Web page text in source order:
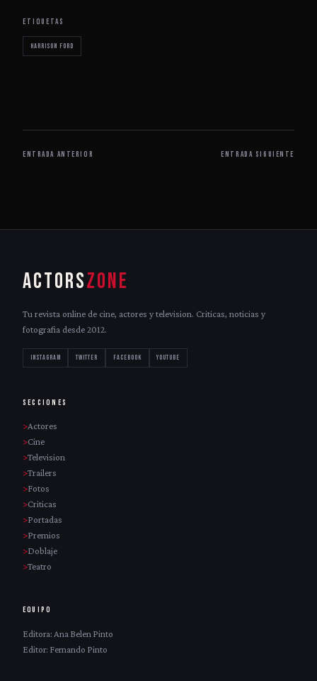
ETIQUETAS
Harrison Ford
ENTRADA ANTERIOR ENTRADA SIGUIENTE
ACTORSZONE
Tu revista online de cine, actores y television. Criticas, noticias y
fotografia desde 2012.
INSTAGRAM TWITTER FACEBOOK YOUTUBE
SECCIONES
Actores
Cine
Television
Trailers
Fotos
Criticas
Portadas
Premios
Doblaje
Teatro
EQUIPO
Editora: Ana Belen Pinto
Editor: Fernando Pinto